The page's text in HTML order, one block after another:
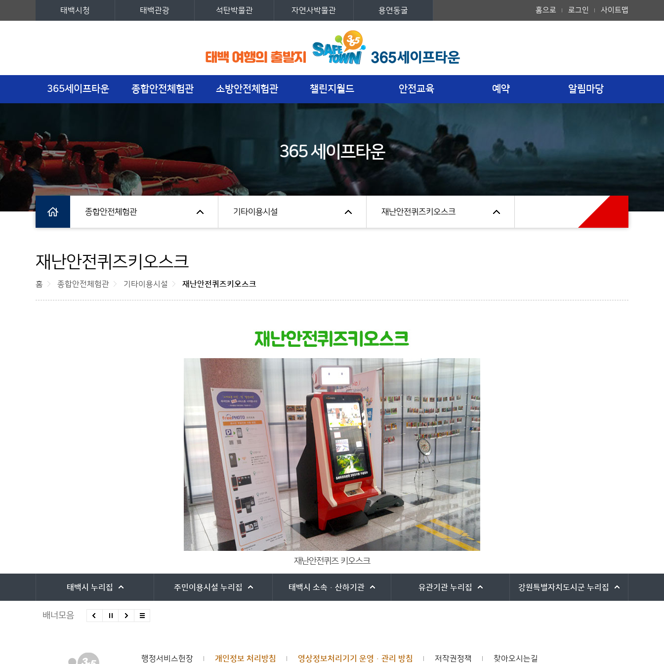
태백시청 태백관광 석탄박물관 자연사박물관 용연동굴 홈으로 로그인 사이트맵
세계최초 안전체험테마파크 365세이프타운 로고
주메뉴
365세이프타운 종합안전체험관 소방안전체험관 챌린지월드 안전교육 예약 알림마당
365 세이프타운
종합안전체험관 기타이용시설 재난안전퀴즈키오스크
재난안전퀴즈키오스크
홈 종합안전체험관 기타이용시설 재난안전퀴즈키오스크
재난안전퀴즈 키오스크
바로가기 서비스
태백시 누리집 주민이용시설 누리집 태백시 소속·산하기관 유관기관 누리집 강원특별자치도시군 누리집
배너모음
행정서비스헌장 개인정보 처리방침 영상정보처리기기 운영·관리 방침 저작권정책 찾아오시는길